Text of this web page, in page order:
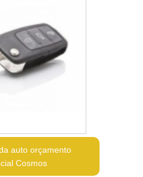
auto orçamento
Cosmos